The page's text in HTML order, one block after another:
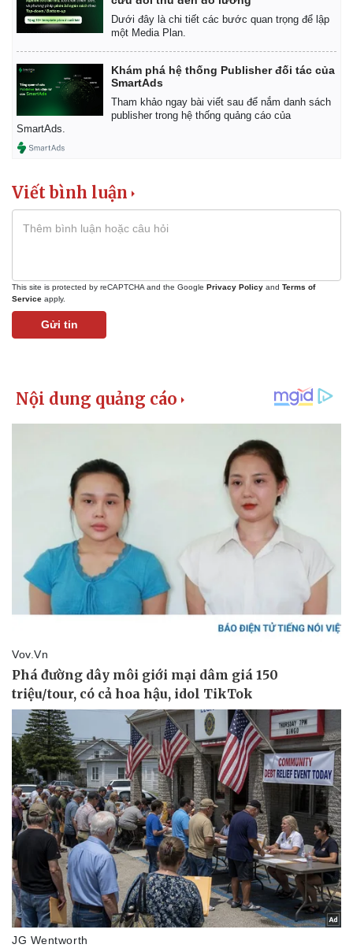
Lịch thi đấu bóng đá
Thế giới thể thao
Hậu trường
Ô tô - Xe máy
Xe máy
Dưới đây là chi tiết các bước quan trọng để lập
một Media Plan.
Khám phá hệ thống Publisher đối tác của
SmartAds
Tham khảo ngay bài viết sau để nắm danh sách
publisher trong hệ thống quảng cáo của
SmartAds.
Viết bình luận
This site is protected by reCAPTCHA and the Google Privacy Policy and Terms of
Service apply.
Gửi tin